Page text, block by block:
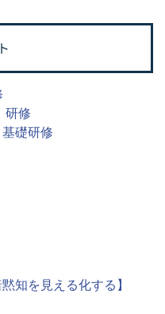
研修
礎研修
知を見える化する】